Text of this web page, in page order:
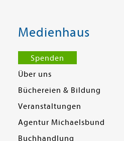
Medienhaus
Spenden
Über uns
Büchereien & Bildung
Veranstaltungen
Agentur Michaelsbund
Buchhandlung